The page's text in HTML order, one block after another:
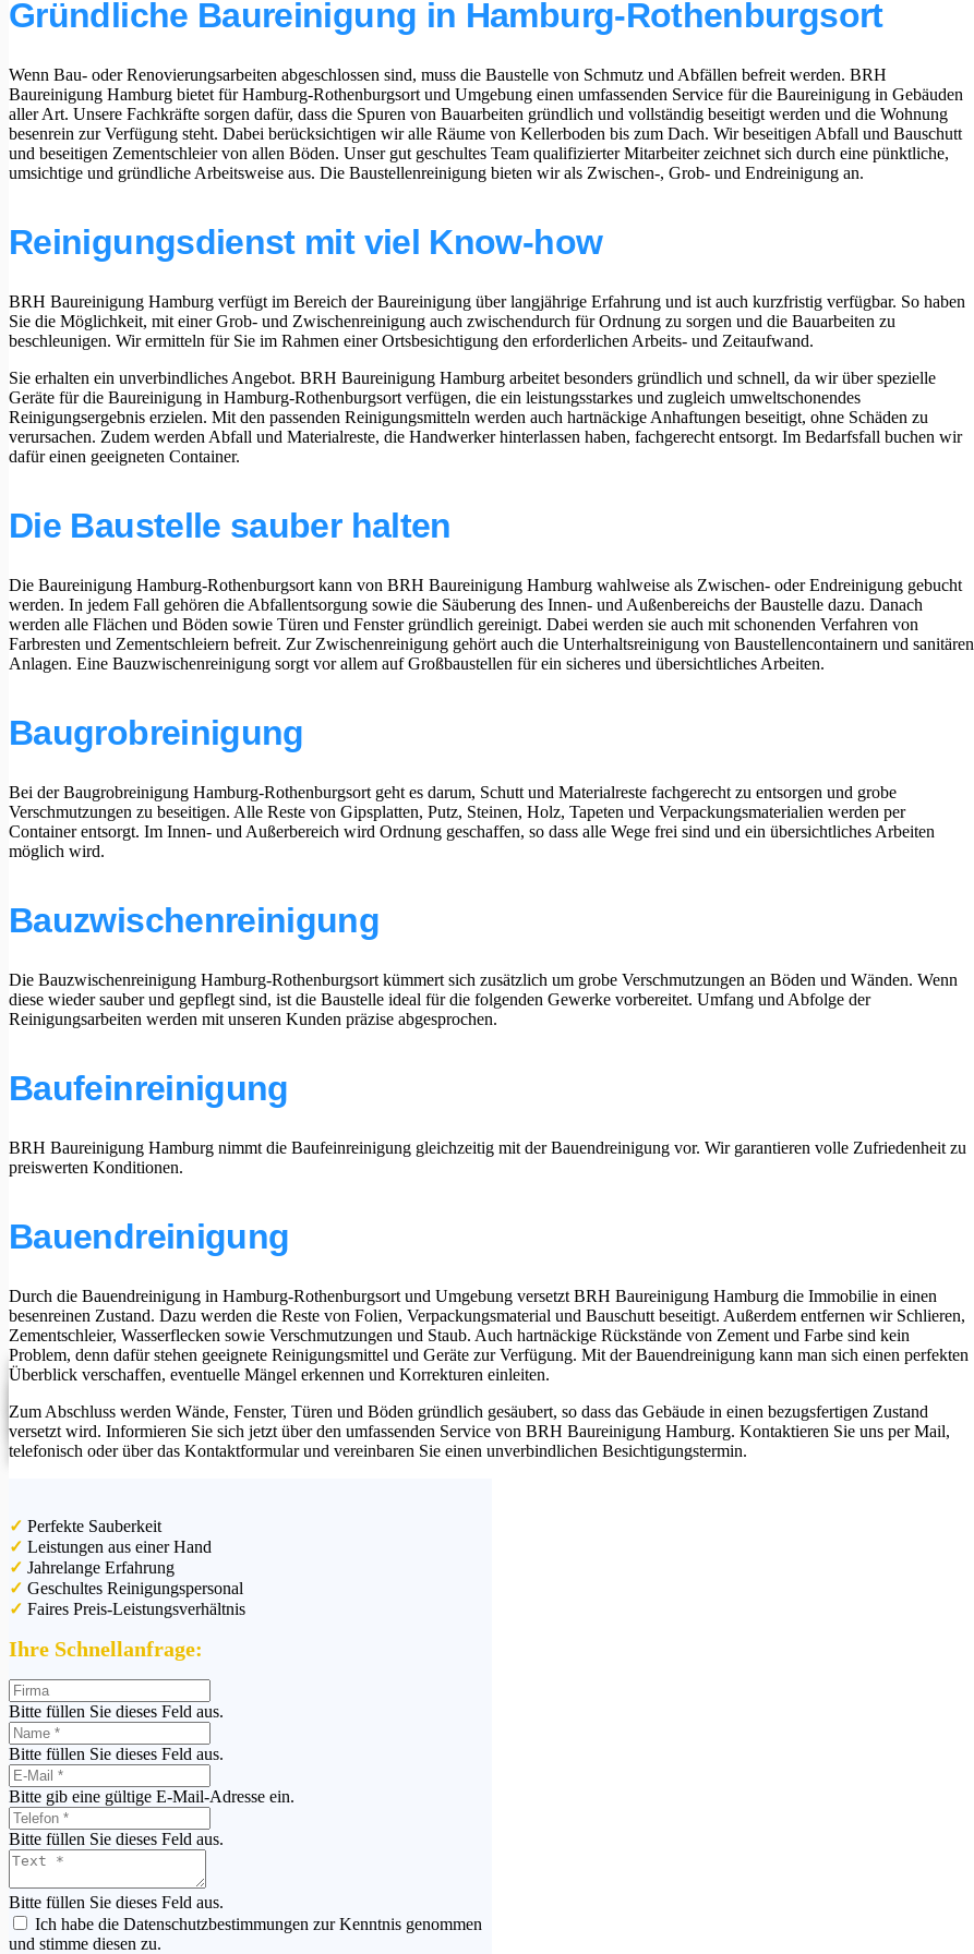
Gründliche Baureinigung in Hamburg-Rothenburgsort
Wenn Bau- oder Renovierungsarbeiten abgeschlossen sind, muss die Baustelle von Schmutz und Abfällen befreit werden. BRH
Baureinigung Hamburg bietet für Hamburg-Rothenburgsort und Umgebung einen umfassenden Service für die Baureinigung in Gebäuden
aller Art. Unsere Fachkräfte sorgen dafür, dass die Spuren von Bauarbeiten gründlich und vollständig beseitigt werden und die Wohnung
besenrein zur Verfügung steht. Dabei berücksichtigen wir alle Räume von Kellerboden bis zum Dach. Wir beseitigen Abfall und Bauschutt
und beseitigen Zementschleier von allen Böden. Unser gut geschultes Team qualifizierter Mitarbeiter zeichnet sich durch eine pünktliche,
umsichtige und gründliche Arbeitsweise aus. Die Baustellenreinigung bieten wir als Zwischen-, Grob- und Endreinigung an.
Reinigungsdienst mit viel Know-how
BRH Baureinigung Hamburg verfügt im Bereich der Baureinigung über langjährige Erfahrung und ist auch kurzfristig verfügbar. So haben
Sie die Möglichkeit, mit einer Grob- und Zwischenreinigung auch zwischendurch für Ordnung zu sorgen und die Bauarbeiten zu
beschleunigen. Wir ermitteln für Sie im Rahmen einer Ortsbesichtigung den erforderlichen Arbeits- und Zeitaufwand.
Sie erhalten ein unverbindliches Angebot. BRH Baureinigung Hamburg arbeitet besonders gründlich und schnell, da wir über spezielle
Geräte für die Baureinigung in Hamburg-Rothenburgsort verfügen, die ein leistungsstarkes und zugleich umweltschonendes
Reinigungsergebnis erzielen. Mit den passenden Reinigungsmitteln werden auch hartnäckige Anhaftungen beseitigt, ohne Schäden zu
verursachen. Zudem werden Abfall und Materialreste, die Handwerker hinterlassen haben, fachgerecht entsorgt. Im Bedarfsfall buchen wir
dafür einen geeigneten Container.
Die Baustelle sauber halten
Die Baureinigung Hamburg-Rothenburgsort kann von BRH Baureinigung Hamburg wahlweise als Zwischen- oder Endreinigung gebucht
werden. In jedem Fall gehören die Abfallentsorgung sowie die Säuberung des Innen- und Außenbereichs der Baustelle dazu. Danach
werden alle Flächen und Böden sowie Türen und Fenster gründlich gereinigt. Dabei werden sie auch mit schonenden Verfahren von
Farbresten und Zementschleiern befreit. Zur Zwischenreinigung gehört auch die Unterhaltsreinigung von Baustellencontainern und sanitären
Anlagen. Eine Bauzwischenreinigung sorgt vor allem auf Großbaustellen für ein sicheres und übersichtliches Arbeiten.
Baugrobreinigung
Bei der Baugrobreinigung Hamburg-Rothenburgsort geht es darum, Schutt und Materialreste fachgerecht zu entsorgen und grobe
Verschmutzungen zu beseitigen. Alle Reste von Gipsplatten, Putz, Steinen, Holz, Tapeten und Verpackungsmaterialien werden per
Container entsorgt. Im Innen- und Außerbereich wird Ordnung geschaffen, so dass alle Wege frei sind und ein übersichtliches Arbeiten
möglich wird.
Bauzwischenreinigung
Die Bauzwischenreinigung Hamburg-Rothenburgsort kümmert sich zusätzlich um grobe Verschmutzungen an Böden und Wänden. Wenn
diese wieder sauber und gepflegt sind, ist die Baustelle ideal für die folgenden Gewerke vorbereitet. Umfang und Abfolge der
Reinigungsarbeiten werden mit unseren Kunden präzise abgesprochen.
Baufeinreinigung
BRH Baureinigung Hamburg nimmt die Baufeinreinigung gleichzeitig mit der Bauendreinigung vor. Wir garantieren volle Zufriedenheit zu
preiswerten Konditionen.
Bauendreinigung
Durch die Bauendreinigung in Hamburg-Rothenburgsort und Umgebung versetzt BRH Baureinigung Hamburg die Immobilie in einen
besenreinen Zustand. Dazu werden die Reste von Folien, Verpackungsmaterial und Bauschutt beseitigt. Außerdem entfernen wir Schlieren,
Zementschleier, Wasserflecken sowie Verschmutzungen und Staub. Auch hartnäckige Rückstände von Zement und Farbe sind kein
Problem, denn dafür stehen geeignete Reinigungsmittel und Geräte zur Verfügung. Mit der Bauendreinigung kann man sich einen perfekten
Überblick verschaffen, eventuelle Mängel erkennen und Korrekturen einleiten.
Zum Abschluss werden Wände, Fenster, Türen und Böden gründlich gesäubert, so dass das Gebäude in einen bezugsfertigen Zustand
versetzt wird. Informieren Sie sich jetzt über den umfassenden Service von BRH Baureinigung Hamburg. Kontaktieren Sie uns per Mail,
telefonisch oder über das Kontaktformular und vereinbaren Sie einen unverbindlichen Besichtigungstermin.
✓ Perfekte Sauberkeit
✓ Leistungen aus einer Hand
✓ Jahrelange Erfahrung
✓ Geschultes Reinigungspersonal
✓ Faires Preis-Leistungsverhältnis
Ihre Schnellanfrage:
Bitte füllen Sie dieses Feld aus.
Bitte füllen Sie dieses Feld aus.
Bitte gib eine gültige E-Mail-Adresse ein.
Bitte füllen Sie dieses Feld aus.
Bitte füllen Sie dieses Feld aus.
Ich habe die Datenschutzbestimmungen zur Kenntnis genommen
und stimme diesen zu.
Links
Baureinigung
Hamburg-
Altona
Bergedorf
Baureinigung
Eimsbüttel
Baureinigung
Hamburg-Nord
Baureinigung
Baureinigung
Hamburg-
Wandsbek
Jetzt
Angebot
anfordern
Impressum
Datenschutzerklärung
0157 71 35 58
77
040 36 88 93
84
BRH
Baureinigung
Hamburg
GmbH
Chaussee 48
22089
Hamburg